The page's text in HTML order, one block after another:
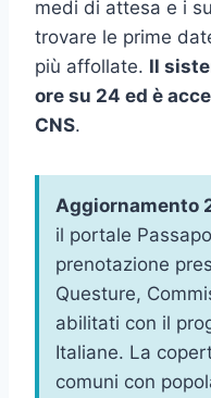
medi di attesa e i
trovare le prime
più affollate. Il
ore su 24 ed è
CNS.
Aggiornamento
il portale
prenotazione
Questure,
abilitati con il
Italiane. La
comuni con